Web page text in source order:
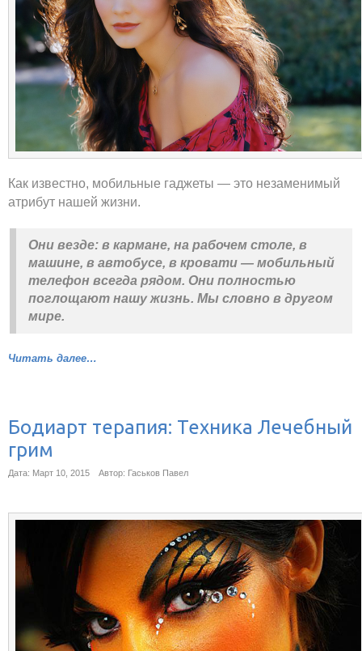
Как известно, мобильные гаджеты — это незаменимый
атрибут нашей жизни.
Они везде: в кармане, на рабочем столе, в
машине, в автобусе, в кровати — мобильный
телефон всегда рядом. Они полностью
поглощают нашу жизнь. Мы словно в другом
мире.
Читать далее…
Бодиарт терапия: Техника Лечебный
грим
Дата: Март 10, 2015 Автор: Гаськов Павел